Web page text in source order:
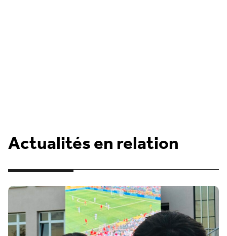
Actualités en relation